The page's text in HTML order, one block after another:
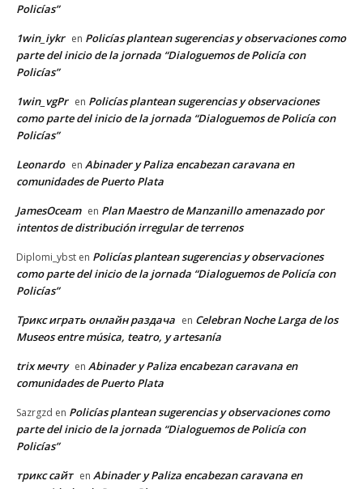
Policías”
1win_iykr en Policías plantean sugerencias y observaciones como
parte del inicio de la jornada “Dialoguemos de Policía con
Policías”
1win_vgPr en Policías plantean sugerencias y observaciones
como parte del inicio de la jornada “Dialoguemos de Policía con
Policías”
Leonardo en Abinader y Paliza encabezan caravana en
comunidades de Puerto Plata
JamesOceam en Plan Maestro de Manzanillo amenazado por
intentos de distribución irregular de terrenos
Diplomi_ybst en Policías plantean sugerencias y observaciones
como parte del inicio de la jornada “Dialoguemos de Policía con
Policías”
Трикс играть онлайн раздача en Celebran Noche Larga de los
Museos entre música, teatro, y artesanía
trix мечту en Abinader y Paliza encabezan caravana en
comunidades de Puerto Plata
Sazrgzd en Policías plantean sugerencias y observaciones como
parte del inicio de la jornada “Dialoguemos de Policía con
Policías”
трикс сайт en Abinader y Paliza encabezan caravana en